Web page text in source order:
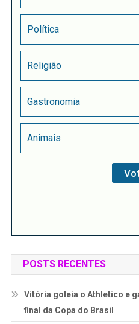
Política
Religião
Gastronomia
Animais
POSTS RECENTES
Vitória goleia o Athletico e
final da Copa do Brasil